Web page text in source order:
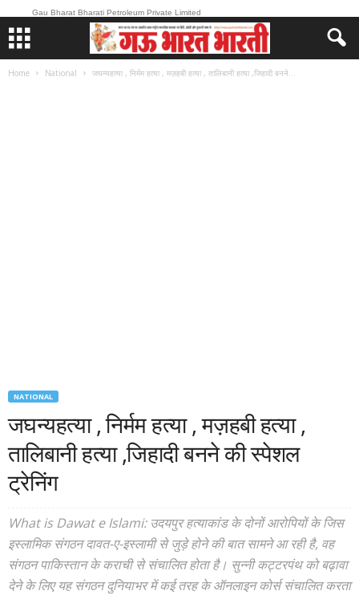
Gau Bharat Bharati Petroleum Private Limited
Home National जघन्यहत्या , निर्मम हत्या , मज़हबी हत्या , तालिबानी हत्या ,जिहादी बनने...
NATIONAL
जघन्यहत्या , निर्मम हत्या , मज़हबी हत्या ,
तालिबानी हत्या ,जिहादी बनने की स्पेशल
ट्रेनिंग
What is Dawat e Islami: उदयपुर हत्याकांड के दोनों आरोपियों के जिस
इस्लामिक संगठन दावत-ए-इस्लामी से जुड़े होने की बात सामने आ रही है, वह
संगठन पाकिस्तान के कराची से संचालित होता है। सुन्नी कट्टरपंथ को बढ़ावा
देने के लिए यह संगठन दुनियाभर में कई तरह के ऑनलाइन कोर्स संचालित करता